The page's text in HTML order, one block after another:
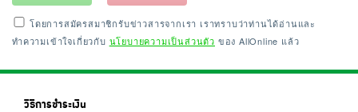
โดยการสมัครสมาชิกรับข่าวสารจากเรา เราทราบว่าท่านได้อ่านและ
ทำความเข้าใจเกี่ยวกับ นโยบายความเป็นส่วนตัว ของ AllOnline แล้ว
วิธีการชำระเงิน